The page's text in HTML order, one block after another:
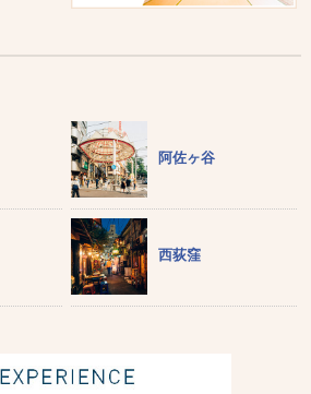
阿佐ヶ谷
西荻窪